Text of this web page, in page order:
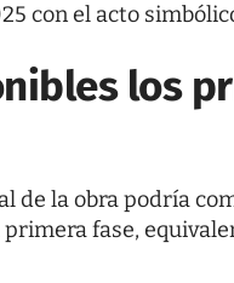
con el acto
los
de la obra podría
fase,